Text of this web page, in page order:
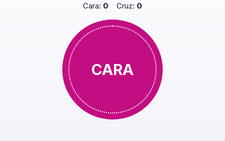
Cara: 0 Cruz: 0
CARA
CRUZ